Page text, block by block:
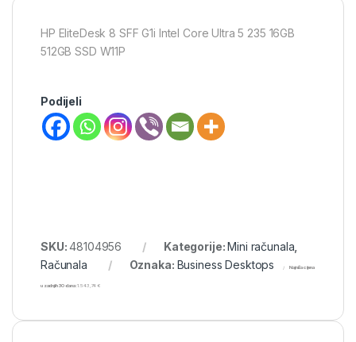
HP EliteDesk 8 SFF G1i Intel Core Ultra 5 235 16GB
512GB SSD W11P
Podijeli
SKU:48104956 Kategorije:Mini računala
Računala
Oznaka: Business Desktops Najniža cijena
u zadnjih 30 dana:1.543,74€